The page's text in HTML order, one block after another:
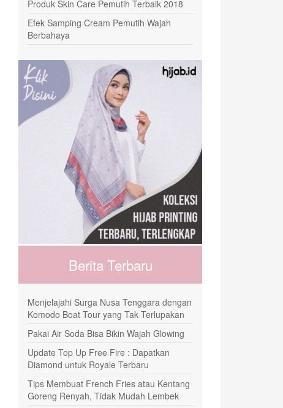
Produk Skin Care Pemutih Terbaik 2018
Efek Samping Cream Pemutih Wajah
Berbahaya
Berita Terbaru
Menjelajahi Surga Nusa Tenggara dengan
Komodo Boat Tour yang Tak Terlupakan
Pakai Air Soda Bisa Bikin Wajah Glowing
Update Top Up Free Fire : Dapatkan
Diamond untuk Royale Terbaru
Tips Membuat French Fries atau Kentang
Goreng Renyah, Tidak Mudah Lembek